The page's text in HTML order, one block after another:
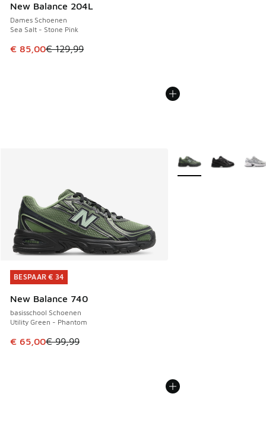
New Balance 204L
Dames Schoenen
Sea Salt - Stone Pink
Dit artikel is in de uitverkoop. Dit artikel is in de
€ 85,00€ 129,99
BESPAAR € 34
New Balance 740
basisschool Schoenen
Utility Green - Phantom
Dit artikel is in de uitverkoop. Dit artikel is in de
€ 65,00€ 99,99
BESPAAR € 34
Meer kleuren